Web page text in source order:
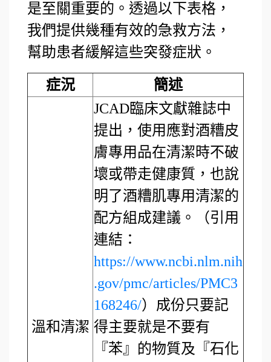
是至關重要的。透過以下表格，
我們提供幾種有效的急救方法，
幫助患者緩解這些突發症狀。
症況 簡述
溫和清潔
JCAD臨床文獻雜誌中
提出，使用應對酒糟皮
膚專用品在清潔時不破
壞或帶走健康質，也說
明了酒糟肌專用清潔的
配方組成建議。（引用
連結：
https://www.ncbi.nlm.nih
.gov/pmc/articles/PMC3
168246/）成份只要記
得主要就是不要有
『苯』的物質及『石化